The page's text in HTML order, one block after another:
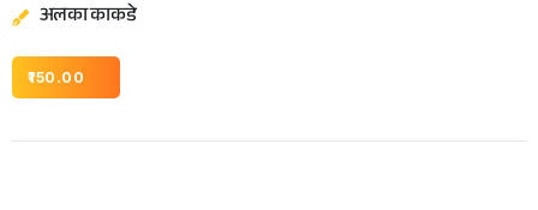
अलका काकडे
150.00